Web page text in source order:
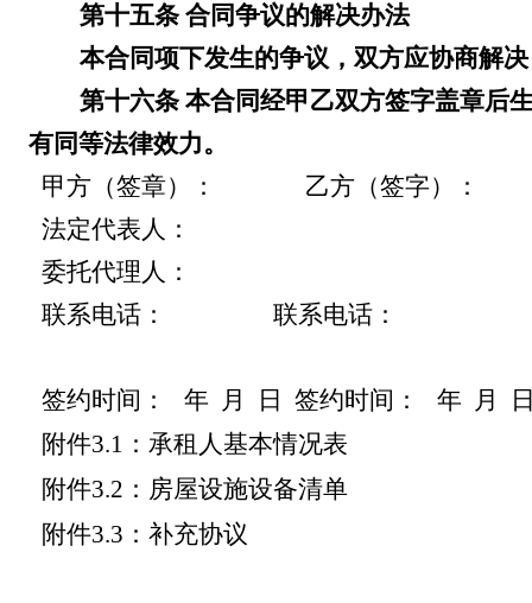
第十五条 合同争议的解决办法
本合同项下发生的争议， 双方应协商解决
第十六条 本合同经甲乙双方签字盖章后
有同等法律效力。
甲方（签章）：
乙方（签字）：
法定代表人：
委托代理人：
联系电话：
联系电话：
签约时间： 年 月 日 签约时间： 年 月
附件3.1 ：承租人基本情况表
附件3.2 ：房屋设施设备清单
附件3.3 ：补充协议